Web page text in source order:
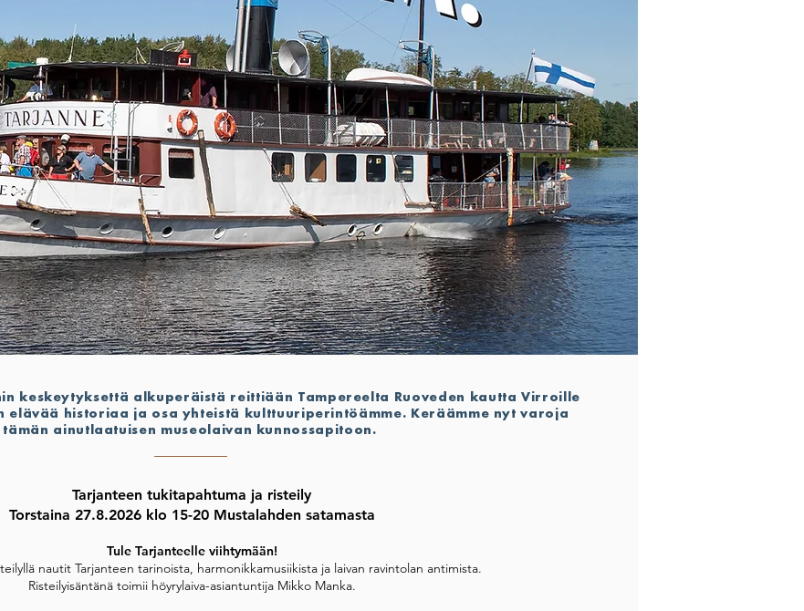
risteilee perinteisellä reitillään Tampere-Virrat-Tampere. Reitti kulkee Näsijärveä pitkin Muroleen
S/S Tarjanne, vuonna 1908 rakennettu höyrylaivalegenda,
sotalaivana ensimmäisessä maailmansodassa sekä ollut mukana Siilinkarin edustalla uponneen
keskeytyksettä alkuperäistä reittiään Tampereelta Ruoveden kautta Virroille
elävää historiaa ja osa yhteistä kulttuuriperintöämme. Keräämme nyt varoja
tämän ainutlaatuisen museolaivan kunnossapitoon.
Tarjanteen tukitapahtuma ja risteily
Torstaina 27.8.2026 klo 15-20 Mustalahden satamasta
Tule Tarjanteelle viihtymään!
nautit Tarjanteen tarinoista, harmonikkamusiikista ja laivan ravintolan antimista.
Risteilyisäntänä toimii höyrylaiva-asiantuntija Mikko Manka.